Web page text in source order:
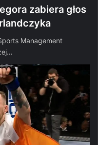
zabiera głos
Management